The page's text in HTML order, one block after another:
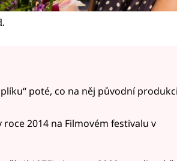
poté, co na něj původní produkci
2014 na Filmovém festivalu v